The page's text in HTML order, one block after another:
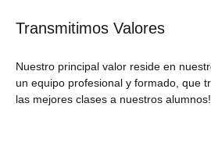
Transmitimos Valores
Nuestro principal valor reside en
un equipo profesional y formado, que
las mejores clases a nuestros alumnos!